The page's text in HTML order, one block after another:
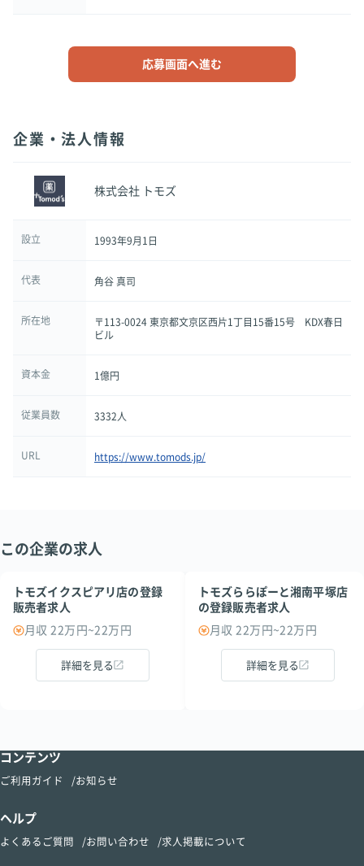
応募画面へ進む
企業・法人情報
株式会社 トモズ
設立 1993年9月1日
代表 角谷 真司
所在地
〒113-0024 東京都文京区西片1丁目15番15号 KDX春日
ビル
資本金 1億円
従業員数 3332人
URL https://www.tomods.jp/
この企業の求人
トモズイクスピアリ店の登録
販売者求人
月収 22万円~22万円
詳細を見る
トモズららぽーと湘南平塚店
の登録販売者求人
月収 22万円~22万円
詳細を見る
コンテンツ
ご利用ガイド お知らせ
ヘルプ
よくあるご質問 お問い合わせ 求人掲載について